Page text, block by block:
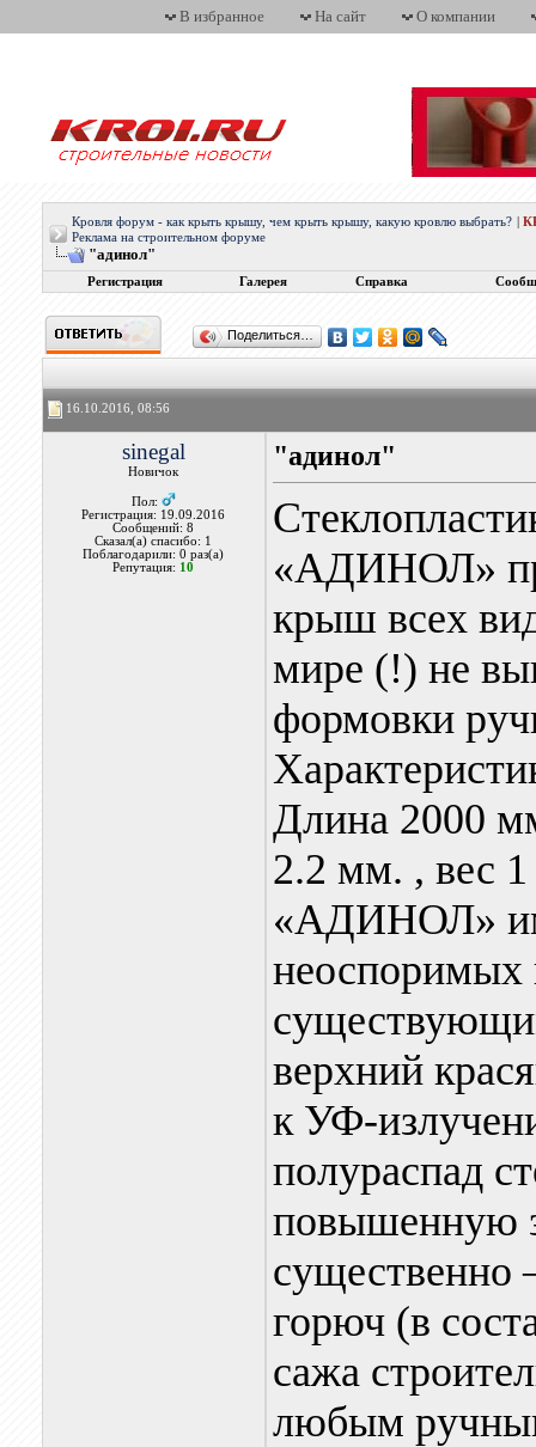
В избранное На сайт О компании
Кровля форум - как крыть крышу, чем крыть крышу, какую кровлю выбрать?
Реклама на строительном форуме
"адинол"
Регистрация Галерея Справка
Поделиться…
16.10.2016, 08:56
sinegal
Новичок
Пол:
Регистрация: 19.09.2016
Сообщений: 8
Сказал(а) спасибо: 1
Поблагодарили: 0 раз(а)
Репутация: 10
"адинол"
«АДИНОЛ»
крыш всех
мире (!) не
формовки
Длина 2000
2.2 мм. , вес 1
«АДИНОЛ»
неоспоримых
верхний
к УФ-
полураспад
повышенную
существенно
горюч (в
сажа
любым